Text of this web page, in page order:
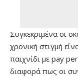
Συγκεκριμένα οι
χρονική στιγμή
παιχνίδι με pay
διαφορά πως οι